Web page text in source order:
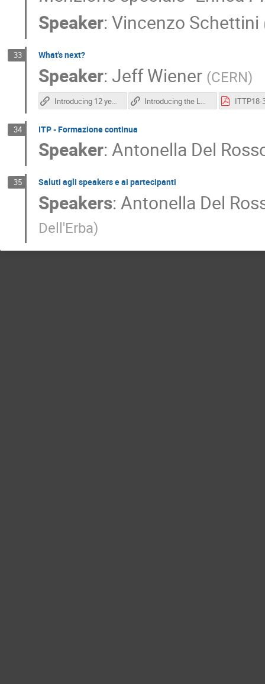
Speaker:Vincenzo Schettini
33 What's next?
Speaker:Jeff Wiener (CERN)
Introducing 12 year-olds to elementary particles Introducing the LHC in the classroom: an overview of education resources available
34 ITP - Formazione continua
Speaker:Antonella Del
35 Saluti agli speakers e ai partecipanti
Speakers:Antonella Del
Dell'Erba)